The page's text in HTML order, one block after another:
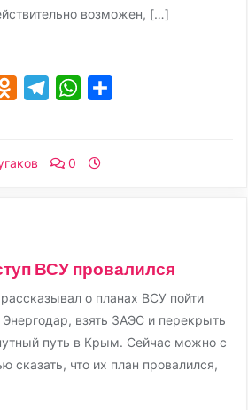
возможен, […]
Odnoklassniki
TelegramWhatsApp
0
ВСУ провалился
о планах ВСУ пойти
взять ЗАЭС и перекрыть
путь в Крым. Сейчас можно с
сказать, что их план провалился,